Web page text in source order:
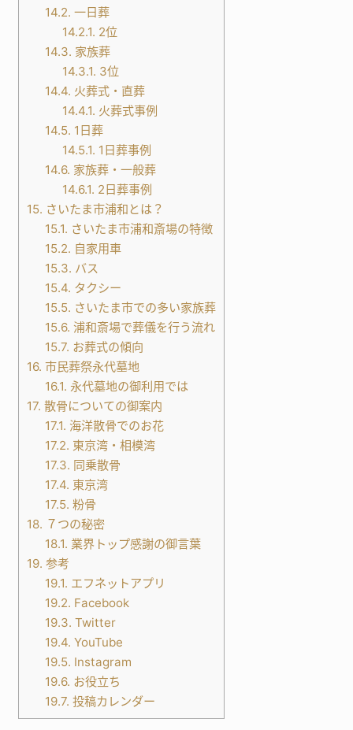
14.2. 一日葬
14.2.1. 2位
14.3. 家族葬
14.3.1. 3位
14.4. 火葬式・直葬
14.4.1. 火葬式事例
14.5. 1日葬
14.5.1. 1日葬事例
14.6. 家族葬・一般葬
14.6.1. 2日葬事例
15. さいたま市浦和とは？
15.1. さいたま市浦和斎場の特徴
15.2. 自家用車
15.3. バス
15.4. タクシー
15.5. さいたま市での多い家族葬
15.6. 浦和斎場で葬儀を行う流れ
15.7. お葬式の傾向
16. 市民葬祭永代墓地
16.1. 永代墓地の御利用では
17. 散骨についての御案内
17.1. 海洋散骨でのお花
17.2. 東京湾・相模湾
17.3. 同乗散骨
17.4. 東京湾
17.5. 粉骨
18. ７つの秘密
18.1. 業界トップ感謝の御言葉
19. 参考
19.1. エフネットアプリ
19.2. Facebook
19.3. Twitter
19.4. YouTube
19.5. Instagram
19.6. お役立ち
19.7. 投稿カレンダー